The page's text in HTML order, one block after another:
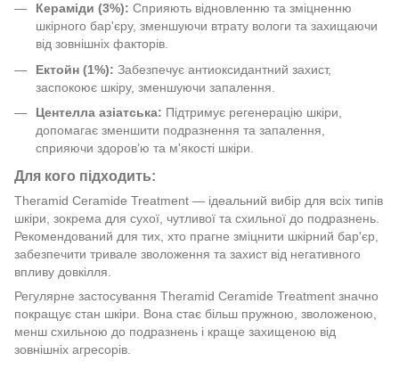
Кераміди (3%): Сприяють відновленню та зміцненню
шкірного бар'єру, зменшуючи втрату вологи та захищаючи
від зовнішніх факторів.
Ектойн (1%): Забезпечує антиоксидантний захист,
заспокоює шкіру, зменшуючи запалення.
Центелла азіатська: Підтримує регенерацію шкіри,
допомагає зменшити подразнення та запалення,
сприяючи здоров’ю та м'якості шкіри.
Для кого підходить:
Theramid Ceramide Treatment — ідеальний вибір для всіх типів
шкіри, зокрема для сухої, чутливої та схильної до подразнень.
Рекомендований для тих, хто прагне зміцнити шкірний бар'єр,
забезпечити тривале зволоження та захист від негативного
впливу довкілля.
Регулярне застосування Theramid Ceramide Treatment значно
покращує стан шкіри. Вона стає більш пружною, зволоженою,
менш схильною до подразнень і краще захищеною від
зовнішніх агресорів.